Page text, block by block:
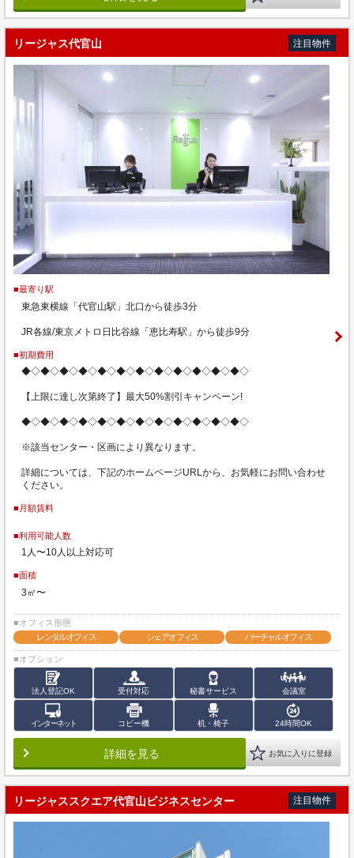
リージャス代官山 注目物件
■最寄り駅
東急東横線「代官山駅」北口から徒歩3分
JR各線/東京メトロ日比谷線「恵比寿駅」から徒歩9分
■初期費用
◆◇◆◇◆◇◆◇◆◇◆◇◆◇◆◇◆◇◆◇◆◇◆◇
【上限に達し次第終了】最大50%割引キャンペーン!
◆◇◆◇◆◇◆◇◆◇◆◇◆◇◆◇◆◇◆◇◆◇◆◇
※該当センター・区画により異なります。
詳細については、下記のホームページURLから、お気軽にお問い合わせ
ください。
■月額賃料
■利用可能人数
1人〜10人以上対応可
■面積
3㎡〜
■オフィス形態
レンタルオフィス
シェアオフィス バーチャルオフィス
■オプション
法人登記OK 受付対応 秘書サービス 会議室
インターネット コピー機 机・椅子 24時間OK
詳細を見る お気に入りに登録
リージャススクエア代官山ビジネスセンター 注目物件